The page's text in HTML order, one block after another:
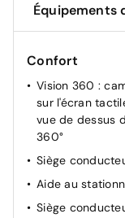
Équipements
Confort
Vision 360 :
sur l'écran
vue de dessus
360°
Siège
Aide au
Siège